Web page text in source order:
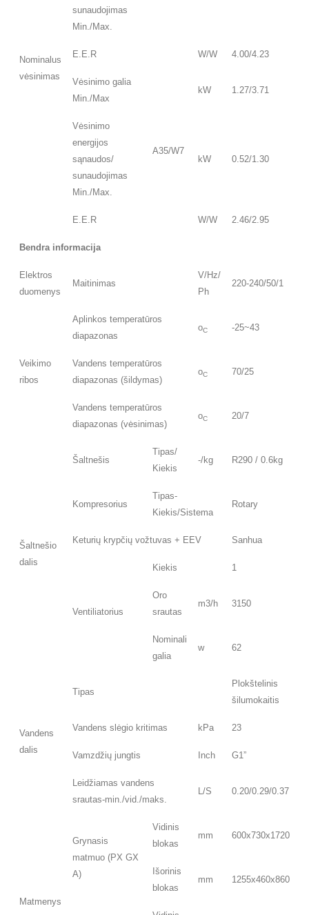
Nominalus
vėsinimas
sunaudojimas
Min./Max.
E.E.R W/W 4.00/4.23
Vėsinimo galia
Min./Max
A35/W7
kW 1.27/3.71
Vėsinimo
energijos
sąnaudos/
sunaudojimas
Min./Max.
kW 0.52/1.30
E.E.R W/W 2.46/2.95
Bendra informacija
Elektros
duomenys
Maitinimas
V/Hz/
Ph
220-240/50/1
Veikimo
ribos
Aplinkos temperatūros
diapazonas
oC -25~43
Vandens temperatūros
diapazonas (šildymas)
oC 70/25
Vandens temperatūros
diapazonas (vėsinimas)
oC 20/7
Šaltnešio
dalis
Šaltnešis
Tipas/
Kiekis
-/kg R290 / 0.6kg
Kompresorius
Tipas-
Kiekis/Sistema
Rotary
Keturių krypčių vožtuvas + EEV Sanhua
Ventiliatorius
Kiekis 1
Oro
srautas
m3/h 3150
Nominali
galia
w 62
Vandens
dalis
Tipas
Plokštelinis
šilumokaitis
Vandens slėgio kritimas kPa 23
Vamzdžių jungtis Inch G1”
Leidžiamas vandens
srautas-min./vid./maks.
L/S 0.20/0.29/0.37
Matmenys
Grynasis
matmuo (PX GX
A)
Vidinis
blokas
mm 600x730x1720
Išorinis
blokas
mm 1255x460x860